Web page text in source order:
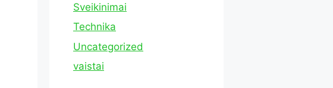
Sveikinimai
Technika
Uncategorized
vaistai